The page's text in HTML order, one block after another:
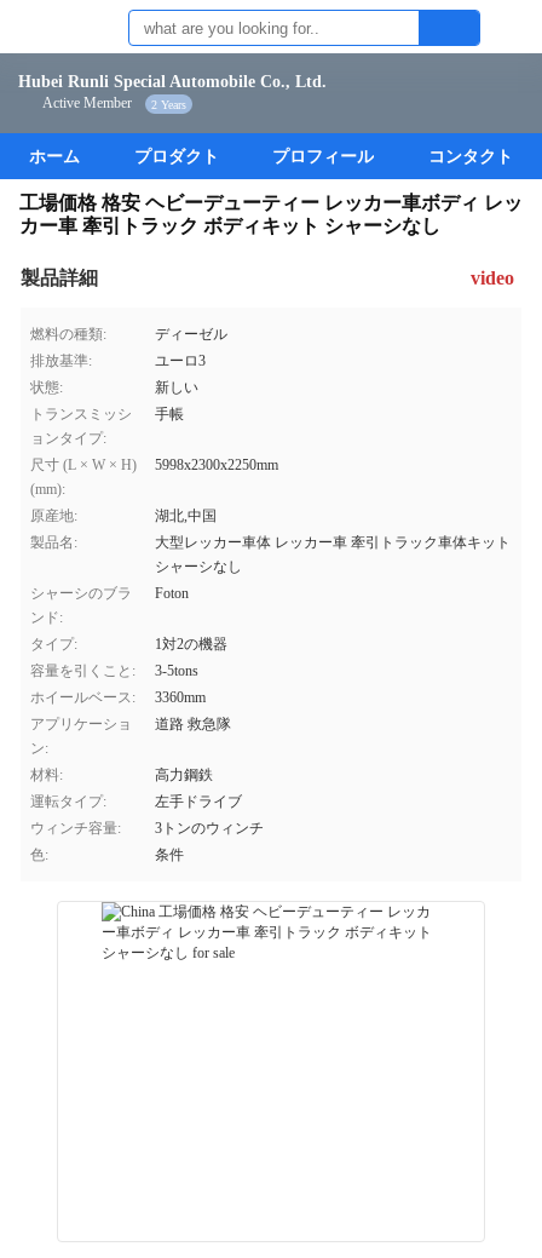
Hubei Runli Special Automobile Co., Ltd.
Active Member 2 Years
ホーム プロダクト プロフィール コンタクト
工場価格 格安 ヘビーデューティー レッカー車ボディ レッ
カー車 牽引トラック ボディキット シャーシなし
製品詳細 video
燃料の種類:
ディーゼル
排放基準:
ユーロ3
状態:
新しい
トランスミッシ
ョンタイプ:
手帳
尺寸 (L × W × H)
(mm):
5998x2300x2250mm
原産地:
湖北,中国
製品名:
大型レッカー車体 レッカー車 牽引トラック車体キット
シャーシなし
シャーシのブラ
ンド:
Foton
タイプ:
1対2の機器
容量を引くこと:
3-5tons
ホイールベース:
3360mm
アプリケーショ
ン:
道路 救急隊
材料:
高力鋼鉄
運転タイプ:
左手ドライブ
ウィンチ容量:
3トンのウィンチ
色:
条件